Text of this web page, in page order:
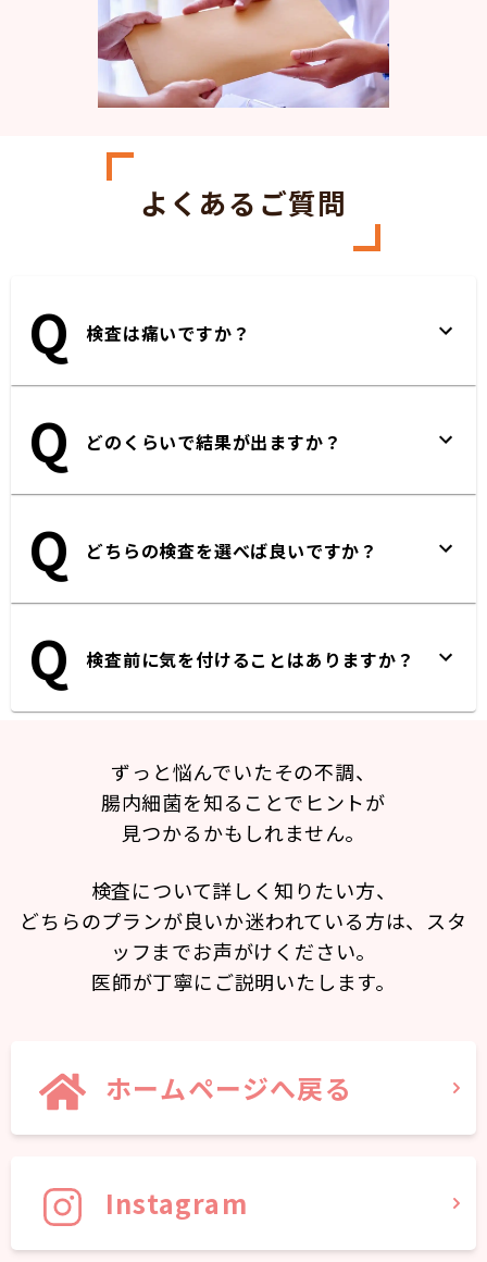
よくあるご質問
Q 検査は痛いですか？
Q どのくらいで結果が出ますか？
Q どちらの検査を選べば良いですか？
Q 検査前に気を付けることはありますか？
ずっと悩んでいたその不調、
腸内細菌を知ることでヒントが
見つかるかもしれません。
検査について詳しく知りたい方、
どちらのプランが良いか迷われている方は、スタ
ッフまでお声がけください。
医師が丁寧にご説明いたします。
ホームページへ戻る
Instagram